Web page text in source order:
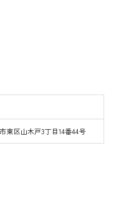
東区山木戸3丁目14番44号